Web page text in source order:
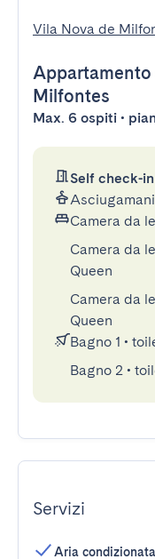
Vila Nova de
Appartamento
Milfontes
Max. 6 ospiti •
Self check-in
Camera da
Camera da
Queen
Camera da
Queen
Bagno 1 •
Bagno 2 •
Servizi
Aria condizionata